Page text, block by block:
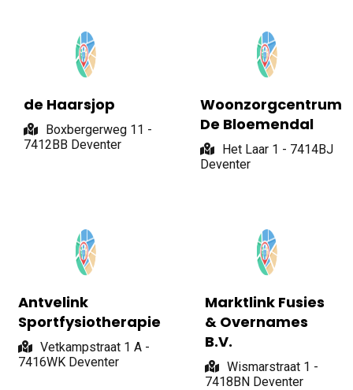
de Haarsjop
Boxbergerweg 11 -
7412BB Deventer
Woonzorgcentrum
De Bloemendal
Het Laar 1 - 7414BJ
Deventer
Antvelink
Sportfysiotherapie
Vetkampstraat 1 A -
7416WK Deventer
Marktlink Fusies
& Overnames
B.V.
Wismarstraat 1 -
7418BN Deventer